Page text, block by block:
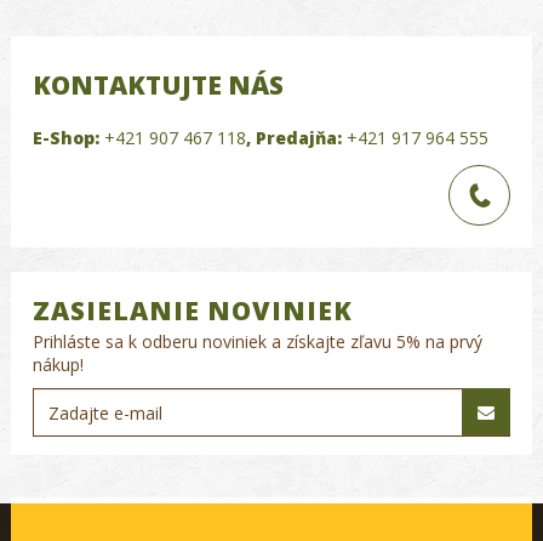
KONTAKTUJTE NÁS
E-Shop: +421 907 467 118, Predajňa: +421 917 964 555
ZASIELANIE NOVINIEK
Prihláste sa k odberu noviniek a získajte zľavu 5% na prvý
nákup!